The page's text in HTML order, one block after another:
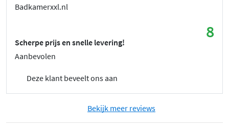
Badkamerxxl.nl
8
Scherpe prijs en snelle levering!
Aanbevolen
Deze klant beveelt ons aan
Bekijk meer reviews